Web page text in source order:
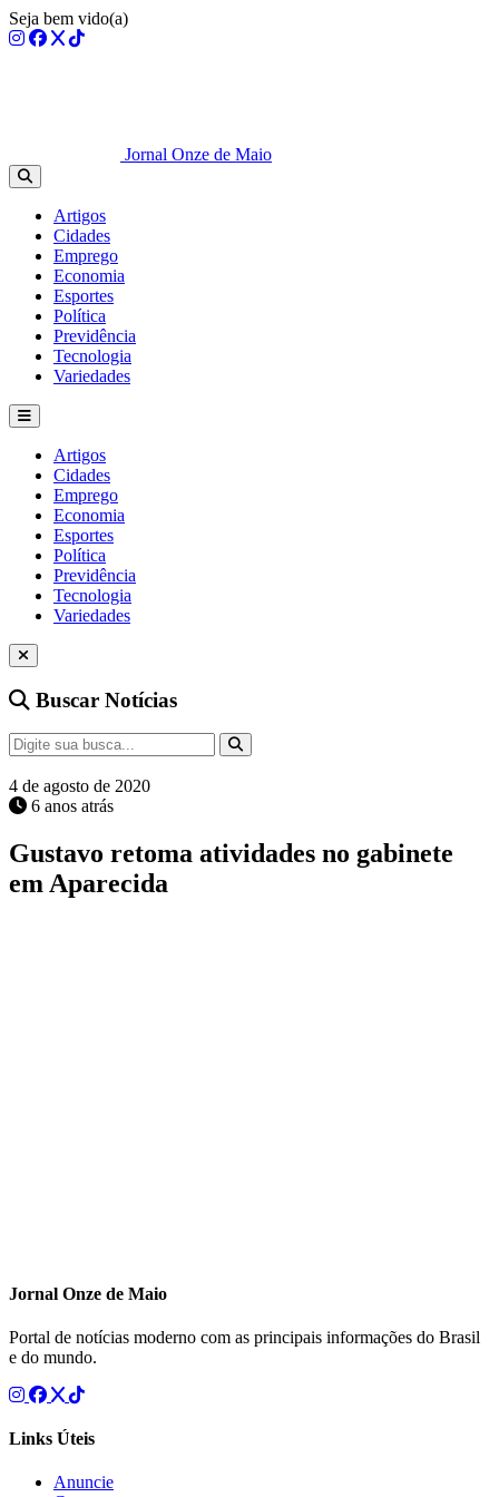
Seja bem vido(a)
Jornal Onze de Maio
Artigos
Cidades
Emprego
Economia
Esportes
Política
Previdência
Tecnologia
Variedades
Artigos
Cidades
Emprego
Economia
Esportes
Política
Previdência
Tecnologia
Variedades
Buscar Notícias
4 de agosto de 2020
6 anos atrás
Gustavo retoma atividades no gabinete
em Aparecida
Jornal Onze de Maio
Portal de notícias moderno com as principais informações do Brasil
e do mundo.
Links Úteis
Anuncie